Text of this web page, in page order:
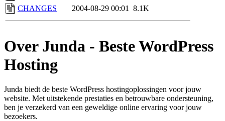
CHANGES
2004-08-29 00:01 8.1K
Over Junda - Beste WordPress
Hosting
Junda biedt de beste WordPress hostingoplossingen voor jouw
website. Met uitstekende prestaties en betrouwbare ondersteuning,
ben je verzekerd van een geweldige online ervaring voor jouw
bezoekers.